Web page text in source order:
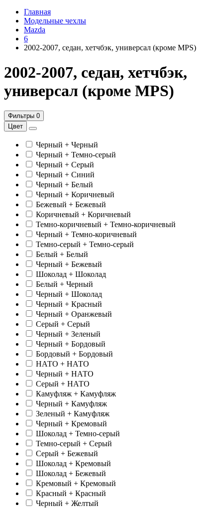
Главная
Модельные чехлы
Mazda
6
2002-2007, седан, хетчбэк, универсал (кроме MPS)
2002-2007, седан, хетчбэк,
универсал (кроме MPS)
Фильтры 0
Цвет
Черный + Черный
Черный + Темно-серый
Черный + Серый
Черный + Синий
Черный + Белый
Черный + Коричневый
Бежевый + Бежевый
Коричневый + Коричневый
Темно-коричневый + Темно-коричневый
Черный + Темно-коричневый
Темно-серый + Темно-серый
Белый + Белый
Черный + Бежевый
Шоколад + Шоколад
Белый + Черный
Черный + Шоколад
Черный + Красный
Черный + Оранжевый
Серый + Серый
Черный + Зеленый
Черный + Бордовый
Бордовый + Бордовый
НАТО + НАТО
Черный + НАТО
Серый + НАТО
Камуфляж + Камуфляж
Черный + Камуфляж
Зеленый + Камуфляж
Черный + Кремовый
Шоколад + Темно-серый
Темно-серый + Серый
Серый + Бежевый
Шоколад + Кремовый
Шоколад + Бежевый
Кремовый + Кремовый
Красный + Красный
Черный + Желтый